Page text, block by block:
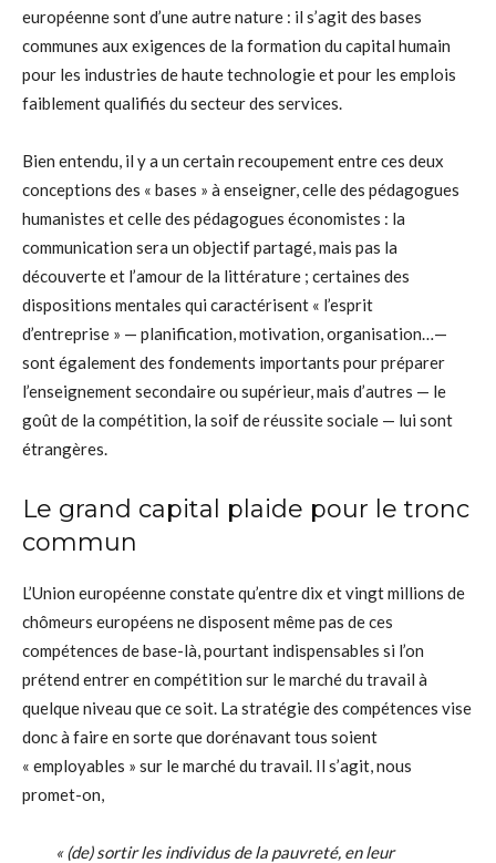
européenne sont d’une autre nature : il s’agit des bases
communes aux exigences de la formation du capital humain
pour les industries de haute technologie et pour les emplois
faiblement qualifiés du secteur des services.
Bien entendu, il y a un certain recoupement entre ces deux
conceptions des « bases » à enseigner, celle des pédagogues
humanistes et celle des pédagogues économistes : la
communication sera un objectif partagé, mais pas la
découverte et l’amour de la littérature ; certaines des
dispositions mentales qui caractérisent « l’esprit
d’entreprise » — planification, motivation, organisation…—
sont également des fondements importants pour préparer
l’enseignement secondaire ou supérieur, mais d’autres — le
goût de la compétition, la soif de réussite sociale — lui sont
étrangères.
Le grand capital plaide pour le tronc
commun
L’Union européenne constate qu’entre dix et vingt millions de
chômeurs européens ne disposent même pas de ces
compétences de base-là, pourtant indispensables si l’on
prétend entrer en compétition sur le marché du travail à
quelque niveau que ce soit. La stratégie des compétences vise
donc à faire en sorte que dorénavant tous soient
« employables » sur le marché du travail. Il s’agit, nous
promet-on,
« (de) sortir les individus de la pauvreté, en leur